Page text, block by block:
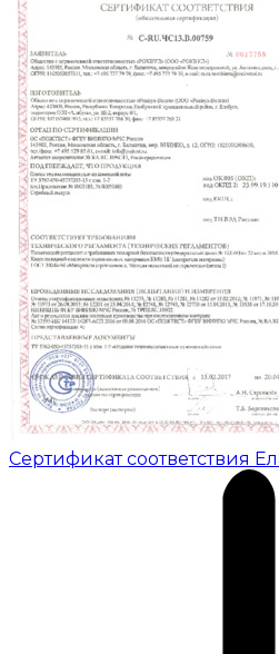
Сертификат соответствия